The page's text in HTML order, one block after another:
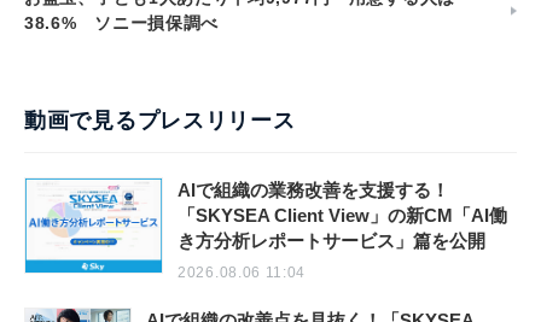
38.6% ソニー損保調べ
動画で見るプレスリリース
AIで組織の業務改善を支援する！
「SKYSEA Client View」の新CM「AI働
き方分析レポートサービス」篇を公開
2026.08.06 11:04